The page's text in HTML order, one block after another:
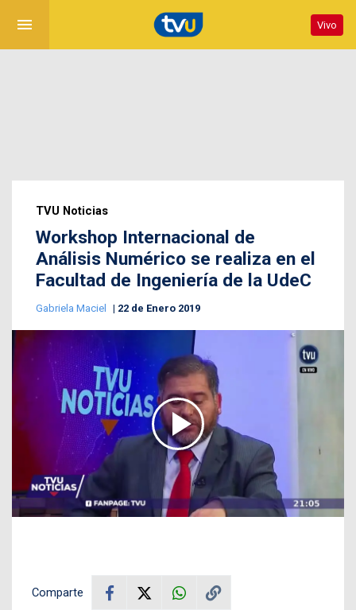
menu Vivo
TVU Noticias
Workshop Internacional de
Análisis Numérico se realiza en el
Facultad de Ingeniería de la UdeC
Gabriela Maciel 22 de Enero 2019
Comparte